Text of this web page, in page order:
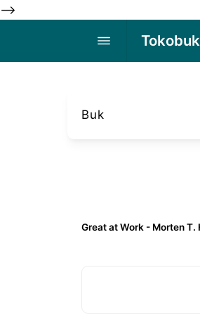
-->
Buk
Great at Work - Morten T.